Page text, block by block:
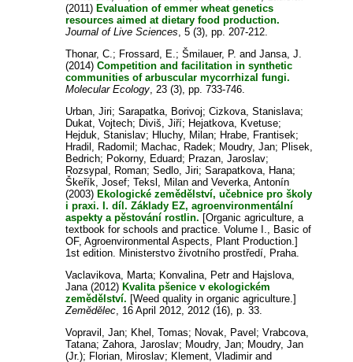
(2011) Evaluation of emmer wheat genetics
resources aimed at dietary food production.
Journal of Live Sciences, 5 (3), pp. 207-212.
Thonar, C.; Frossard, E.;Šmilauer, P. andJansa, J.
(2014)Competition and facilitation in synthetic
communities of arbuscular mycorrhizal fungi.
Molecular Ecology, 23 (3), pp. 733-746.
Urban, Jiri;Sarapatka, Borivoj;Cizkova, Stanislava;
Dukat, Vojtech; Diviš, Jiří; Hejatkova, Kvetuse;
Hejduk, Stanislav; Hluchy, Milan; Hrabe, Frantisek;
Hradil, Radomil ; Machac, Radek; Moudry, Jan; Plisek,
Bedrich; Pokorny, Eduard; Prazan, Jaroslav;
Rozsypal, Roman;Sedlo, Jiri;Sarapatkova, Hana;
Škeřík, Josef;Teksl, Milan andVeverka, Antonín
(2003) Ekologické zemědělství, učebnice pro školy
i praxi. I. díl. Základy EZ, agroenvironmentální
aspekty a pěstování rostlin. [Organic agriculture, a
textbook for schools and practice. Volume I., Basic of
OF, Agroenvironmental Aspects, Plant Production.]
1st edition. Ministerstvo životního prostředí, Praha.
Vaclavikova, Marta; Konvalina, Petrand Hajslova,
Jana(2012) Kvalita pšenice v ekologickém
zemědělství. [Weed quality in organic agriculture.]
Zemědělec, 16 April 2012, 2012 (16), p. 33.
Vopravil, Jan; Khel, Tomas; Novak, Pavel ;Vrabcova,
Tatana;Zahora, Jaroslav; Moudry, Jan; Moudry, Jan
(Jr.); Florian, Miroslav; Klement, Vladimirand